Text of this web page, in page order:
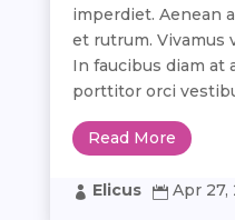
imperdiet. Aenean
et rutrum. Vivamus
In faucibus diam at
porttitor orci
Read More
 Elicus  Apr 27,